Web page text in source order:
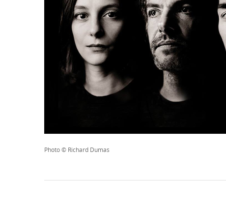
Photo © Richard Dumas